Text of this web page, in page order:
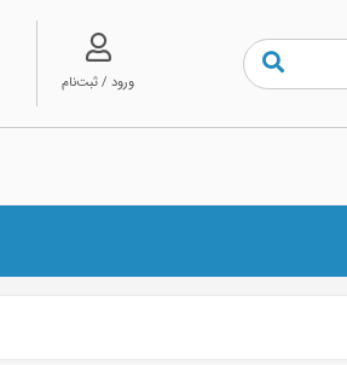
ورود / ثبت‌نام